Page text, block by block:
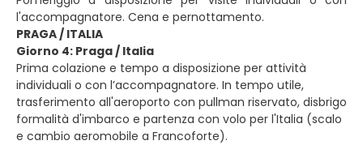
l'accompagnatore. Cena e pernottamento.
PRAGA / ITALIA
Giorno 4: Praga / Italia
Prima colazione e tempo a disposizione per attività
individuali o con l’accompagnatore. In tempo utile,
trasferimento all'aeroporto con pullman riservato, disbrigo
formalità d'imbarco e partenza con volo per l'Italia (scalo
e cambio aeromobile a Francoforte).